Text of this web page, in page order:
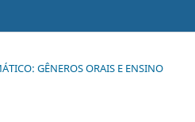
GÊNEROS ORAIS E ENSINO